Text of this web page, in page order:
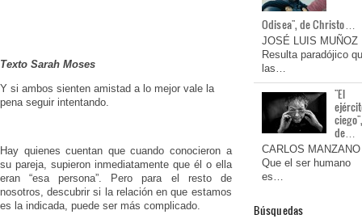
Texto Sarah Moses
Y si ambos sienten amistad a lo mejor vale la
pena seguir intentando.
Hay quienes cuentan que cuando conocieron a
su pareja, supieron inmediatamente que él o ella
eran “esa persona”. Pero para el resto de
nosotros, descubrir si la relación en que estamos
es la indicada, puede ser más complicado.
Odisea", de Christo…
JOSÉ LUIS MUÑOZ
Resulta paradójico
las…
"El
de…
CARLOS MANZANO
Que el ser humano
es…
Búsquedas